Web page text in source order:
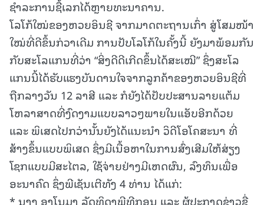
ຊຳລະການຊື້ເລກໄດ້ຫຼາຍທະນາຄານ.
ໂລໂກ້ໃໝ່ຂອງຫວຍອິນຊີ ຈາກມາດຕະຖານເກົ່າ ສູ່ໂສມໜ້າ
ໃໝ່ທີ່ດີຂຶ້ນກ່ວາເດີມ ການປັບໂລໂກ້ໃນຄັ້ງນີ້ ຍັງມາພ້ອມກັນ
ກັບສະໂລແກນທີ່ວ່າ “ສິ່ງດີດີເກີດຂຶ້ນໄດ້ສະເໝີ” ຊຶ່ງສະໂລ
ແກນນີ້ໄດ້ຮັບແຮງບັນດານໃຈຈາກລູກຄ້າຂອງຫວຍອິນຊີທີ່
ຖືກລາງວັນ 12 ລາສີ ແລະ ກໍຍັງໄດ້ປັບປະສານລາຍແຕ້ມ
ໂຫລາສາດທີ່ງົດງາມແບບລາວໆພາຍໃນແອັບອີກດ້ວຍ
ແລະ ພິເສດໄປກວ່ານັ້ນຍັງໄດ້ແນະນຳ ວິດີໂອໂຄສະນາ ທີ່
ສ້າງຂຶ້ນແບບພິເສດ ຊຶ່ງມີເນື້ອຫາໃນການສົ່ງເສີມໃຫ້ສ່ຽງ
ໂຊກແບບມີສະໄຕລ, ໃຊ້ຈ່າຍຢ່າງມີເຫດຜົນ, ລົງທຶນເພື່ອ
ອະນາຄົດ ຊຶ່ງພີເຊັນເຕີທັງ 4 ທ່ານ ໄດ້ແກ່:
* ນາງ ອາໂນມາ ລັດທິດາພີທີກອນ ແລະ ຜູ້ປະກາດຂ່າວຊື່